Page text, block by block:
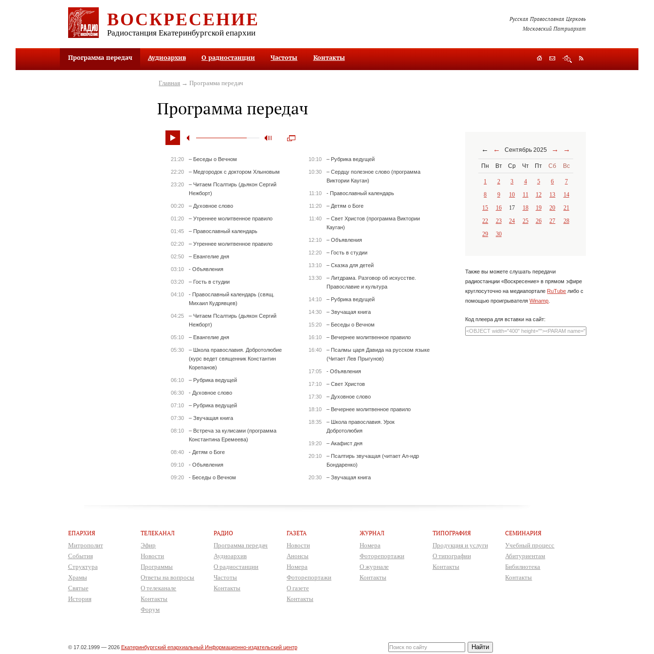
ВОСКРЕСЕНИЕ
Радиостанция Екатеринбургской епархии
Русская Православная Церковь
Московский Патриархат
Программа передач Аудиоархив О радиостанции Частоты Контакты
Главная → Программа передач
Программа передач
21:20 – Беседы о Вечном
22:20 – Медгородок с доктором Хлыновым
23:20
– Читаем Псалтирь (дьякон Сергий
Нежборт)
00:20 – Духовное слово
01:20 – Утреннее молитвенное правило
01:45 – Православный календарь
02:20 – Утреннее молитвенное правило
02:50 – Евангелие дня
03:10 - Объявления
03:20 – Гость в студии
04:10
- Православный календарь (свящ.
Михаил Кудрявцев)
04:25
– Читаем Псалтирь (дьякон Сергий
Нежборт)
05:10 – Евангелие дня
05:30
– Школа православия. Добротолюбие
(курс ведет священник Константин
Корепанов)
06:10 – Рубрика ведущей
06:30 - Духовное слово
07:10 – Рубрика ведущей
07:30 – Звучащая книга
08:10
– Встреча за кулисами (программа
Константина Еремеева)
08:40 - Детям о Боге
09:10 - Объявления
09:20 - Беседы о Вечном
10:10 – Рубрика ведущей
10:30
– Сердцу полезное слово (программа
Виктории Кауган)
11:10 - Православный календарь
11:20 – Детям о Боге
11:40
– Свет Христов (программа Виктории
Кауган)
12:10 – Объявления
12:20 – Гость в студии
13:10 – Сказка для детей
13:30
– Литдрама. Разговор об искусстве.
Православие и культура
14:10 – Рубрика ведущей
14:30 – Звучащая книга
15:20 – Беседы о Вечном
16:10 – Вечернее молитвенное правило
16:40
– Псалмы царя Давида на русском языке
(Читает Лев Прыгунов)
17:05 - Объявления
17:10 – Свет Христов
17:30 – Духовное слово
18:10 – Вечернее молитвенное правило
18:35
– Школа православия. Урок
Добротолюбия
19:20 – Акафист дня
20:10
– Псалтирь звучащая (читает Ал-ндр
Бондаренко)
20:30 – Звучащая книга
← ← Сентябрь 2025 → →
Пн Вт Ср Чт Пт Сб Вс
1 2 3 4 5 6
7
8
9 10 11 12 13
14
15
16 17 18 19 20
21
22
23 24 25 26 27
28
29
30
Также вы можете слушать передачи
радиостанции «Воскресение» в прямом эфире
круглосуточно на медиапортале RuTube либо с
помощью проигрывателяWinamp.
Код плеера для вставки на сайт:
ЕПАРХИЯ
Митрополит
События
Структура
Храмы
Святые
История
ТЕЛЕКАНАЛ
Эфир
Новости
Программы
Ответы на вопросы
О телеканале
Контакты
Форум
РАДИО
Программа передач
Аудиоархив
О радиостанции
Частоты
Контакты
ГАЗЕТА
Новости
Анонсы
Номера
Фоторепортажи
О газете
Контакты
ЖУРНАЛ
Номера
Фоторепортажи
О журнале
Контакты
ТИПОГРАФИЯ
Продукция и услуги
О типографии
Контакты
СЕМИНАРИЯ
Учебный процесс
Абитуриентам
Бибилиотека
Контакты
© 17.02.1999 — 2026 Екатеринбургский епархиальный Информационно-издательский центр Найти